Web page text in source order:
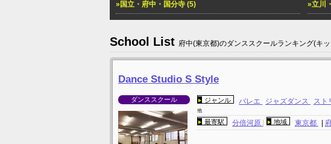
»国立・府中・国分寺 (5) »立川
School List 府中(東京都)のダンススクールランキング(キ
Dance Studio S Style
ダンススクール ジャンル バレエ ジャズダンス スト
他
最寄駅 分倍河原 地域 東京都 |